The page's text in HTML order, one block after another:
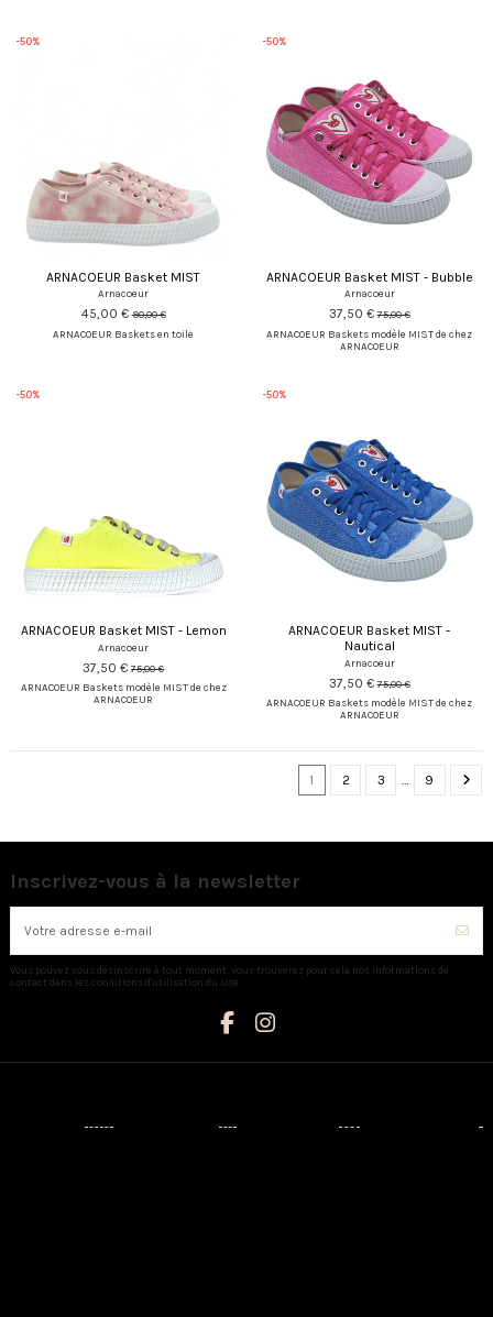
-50%
ARNACOEUR Basket MIST
Arnacoeur
45,00 €90,00 €
ARNACOEUR Baskets en toile
-50%
ARNACOEUR Basket MIST - Bubble
Arnacoeur
37,50 €75,00 €
ARNACOEUR Baskets modèle MIST de chez
ARNACOEUR
-50%
ARNACOEUR Basket MIST - Lemon
Arnacoeur
37,50 €75,00 €
ARNACOEUR Baskets modèle MIST de chez
ARNACOEUR
-50%
ARNACOEUR Basket MIST -
Nautical
Arnacoeur
37,50 €75,00 €
ARNACOEUR Baskets modèle MIST de chez
ARNACOEUR
1 2 3 … 9
Inscrivez-vous à la newsletter
Vous pouvez vous désinscrire à tout moment. Vous trouverez pour cela nos informations de
contact dans les conditions d'utilisation du site.